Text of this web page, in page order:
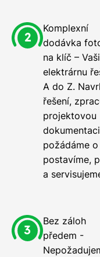
Komplexní
dodávka
na klíč – Vaši
elektrárnu
A do Z.
řešení,
projektovou
požádáme
postavíme,
a
Bez záloh
předem -